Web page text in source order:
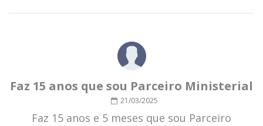
Faz 15 anos que sou Parceiro Ministerial
21/03/2025
Faz 15 anos e 5 meses que sou Parceiro